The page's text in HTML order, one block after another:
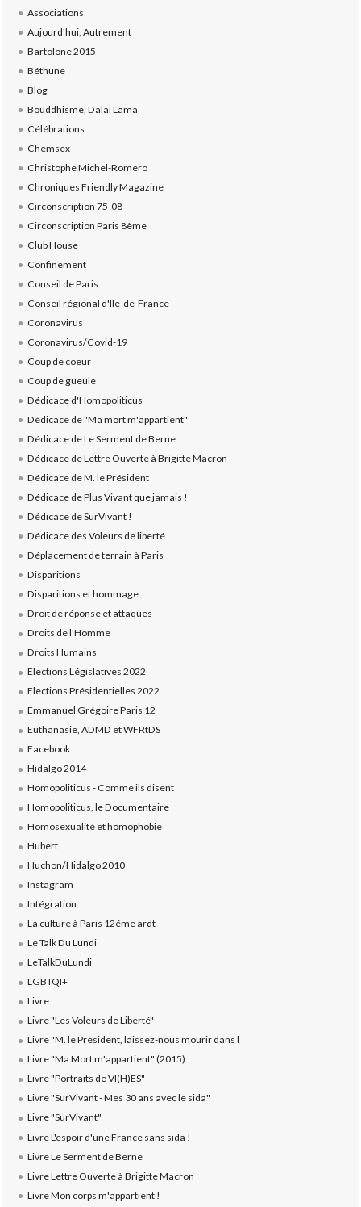
Associations
Aujourd'hui, Autrement
Bartolone 2015
Béthune
Blog
Bouddhisme, Dalaï Lama
Célébrations
Chemsex
Christophe Michel-Romero
Chroniques Friendly Magazine
Circonscription 75-08
Circonscription Paris 8ème
Club House
Confinement
Conseil de Paris
Conseil régional d'Ile-de-France
Coronavirus
Coronavirus/Covid-19
Coup de coeur
Coup de gueule
Dédicace d'Homopoliticus
Dédicace de "Ma mort m'appartient"
Dédicace de Le Serment de Berne
Dédicace de Lettre Ouverte à Brigitte Macron
Dédicace de M. le Président
Dédicace de Plus Vivant que jamais !
Dédicace de SurVivant !
Dédicace des Voleurs de liberté
Déplacement de terrain à Paris
Disparitions
Disparitions et hommage
Droit de réponse et attaques
Droits de l'Homme
Droits Humains
Elections Législatives 2022
Elections Présidentielles 2022
Emmanuel Grégoire Paris 12
Euthanasie, ADMD et WFRtDS
Facebook
Hidalgo 2014
Homopoliticus - Comme ils disent
Homopoliticus, le Documentaire
Homosexualité et homophobie
Hubert
Huchon/Hidalgo 2010
Instagram
Intégration
La culture à Paris 12éme ardt
Le Talk Du Lundi
LeTalkDuLundi
LGBTQI+
Livre
Livre "Les Voleurs de Liberté"
Livre "M. le Président, laissez-nous mourir dans l
Livre "Ma Mort m'appartient" (2015)
Livre "Portraits de VI(H)ES"
Livre "SurVivant - Mes 30 ans avec le sida"
Livre "SurVivant"
Livre L'espoir d'une France sans sida !
Livre Le Serment de Berne
Livre Lettre Ouverte à Brigitte Macron
Livre Mon corps m'appartient !